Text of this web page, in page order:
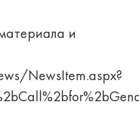
и
NewsItem.aspx?